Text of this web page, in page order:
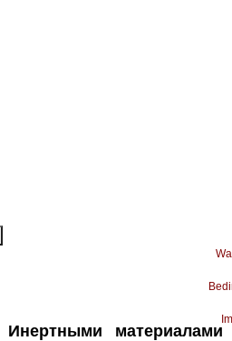
Инертными материалами